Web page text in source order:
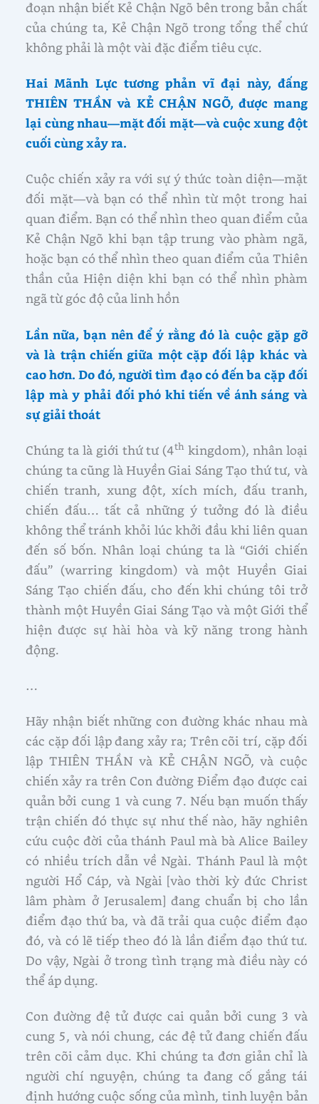
đoạn nhận biết Kẻ Chận Ngõ bên trong bản chất
của chúng ta, Kẻ Chận Ngõ trong tổng thể chứ
không phải là một vài đặc điểm tiêu cực.
Hai Mãnh Lực tương phản vĩ đại này, đấng
THIÊN THẦN và KẺ CHẬN NGÕ, được mang
lại cùng nhau—mặt đối mặt—và cuộc xung đột
cuối cùng xảy ra.
Cuộc chiến xảy ra với sự ý thức toàn diện—mặt
đối mặt—và bạn có thể nhìn từ một trong hai
quan điểm. Bạn có thể nhìn theo quan điểm của
Kẻ Chận Ngõ khi bạn tập trung vào phàm ngã,
hoặc bạn có thể nhìn theo quan điểm của Thiên
thần của Hiện diện khi bạn có thể nhìn phàm
ngã từ góc độ của linh hồn
Lần nữa, bạn nên để ý rằng đó là cuộc gặp gỡ
và là trận chiến giữa một cặp đối lập khác và
cao hơn. Do đó, người tìm đạo có đến ba cặp đối
lập mà y phải đối phó khi tiến về ánh sáng và
sự giải thoát
Chúng ta là giới thứ tư (4th kingdom), nhân loại
chúng ta cũng là Huyền Giai Sáng Tạo thứ tư, và
chiến tranh, xung đột, xích mích, đấu tranh,
chiến đấu… tất cả những ý tưởng đó là điều
không thể tránh khỏi lúc khởi đầu khi liên quan
đến số bốn. Nhân loại chúng ta là “Giới chiến
đấu” (warring kingdom) và một Huyền Giai
Sáng Tạo chiến đấu, cho đến khi chúng tôi trở
thành một Huyền Giai Sáng Tạo và một Giới thể
hiện được sự hài hòa và kỹ năng trong hành
động.
…
Hãy nhận biết những con đường khác nhau mà
các cặp đối lập đang xảy ra; Trên cõi trí, cặp đối
lập THIÊN THẦN và KẺ CHẬN NGÕ, và cuộc
chiến xảy ra trên Con đường Điểm đạo được cai
quản bởi cung 1 và cung 7. Nếu bạn muốn thấy
trận chiến đó thực sự như thế nào, hãy nghiên
cứu cuộc đời của thánh Paul mà bà Alice Bailey
có nhiều trích dẫn về Ngài. Thánh Paul là một
người Hổ Cáp, và Ngài [vào thời kỳ đức Christ
lâm phàm ở Jerusalem] đang chuẩn bị cho lần
điểm đạo thứ ba, và đã trải qua cuộc điểm đạo
đó, và có lẽ tiếp theo đó là lần điểm đạo thứ tư.
Do vậy, Ngài ở trong tình trạng mà điều này có
thể áp dụng.
Con đường đệ tử được cai quản bởi cung 3 và
cung 5, và nói chung, các đệ tử đang chiến đấu
trên cõi cảm dục. Khi chúng ta đơn giản chỉ là
người chí nguyện, chúng ta đang cố gắng tái
định hướng cuộc sống của mình, tinh luyện bản